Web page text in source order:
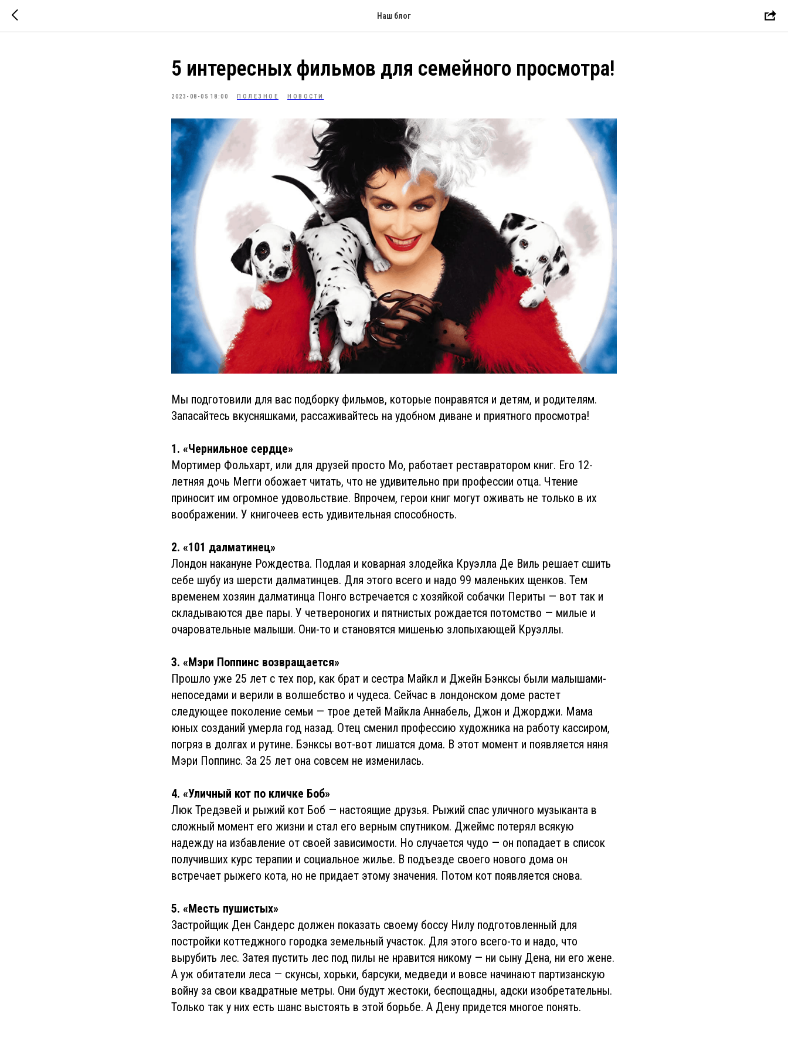
Наш блог
5 интересных фильмов для семейного просмотра!
2023-08-05 18:00 ПОЛЕЗНОЕ НОВОСТИ
Мы подготовили для вас подборку фильмов, которые понравятся и детям, и родителям.
Запасайтесь вкусняшками, рассаживайтесь на удобном диване и приятного просмотра!
1. «Чернильное сердце»
Мортимер Фольхарт, или для друзей просто Мо, работает реставратором книг. Его 12-
летняя дочь Мегги обожает читать, что не удивительно при профессии отца. Чтение
приносит им огромное удовольствие. Впрочем, герои книг могут оживать не только в их
воображении. У книгочеев есть удивительная способность.
2. «101 далматинец»
Лондон накануне Рождества. Подлая и коварная злодейка Круэлла Де Виль решает сшить
себе шубу из шерсти далматинцев. Для этого всего и надо 99 маленьких щенков. Тем
временем хозяин далматинца Понго встречается с хозяйкой собачки Периты — вот так и
складываются две пары. У четвероногих и пятнистых рождается потомство — милые и
очаровательные малыши. Они-то и становятся мишенью злопыхающей Круэллы.
3. «Мэри Поппинс возвращается»
Прошло уже 25 лет с тех пор, как брат и сестра Майкл и Джейн Бэнксы были малышами-
непоседами и верили в волшебство и чудеса. Сейчас в лондонском доме растет
следующее поколение семьи — трое детей Майкла Аннабель, Джон и Джорджи. Мама
юных созданий умерла год назад. Отец сменил профессию художника на работу кассиром,
погряз в долгах и рутине. Бэнксы вот-вот лишатся дома. В этот момент и появляется няня
Мэри Поппинс. За 25 лет она совсем не изменилась.
4. «Уличный кот по кличке Боб»
Люк Тредэвей и рыжий кот Боб — настоящие друзья. Рыжий спас уличного музыканта в
сложный момент его жизни и стал его верным спутником. Джеймс потерял всякую
надежду на избавление от своей зависимости. Но случается чудо — он попадает в список
получивших курс терапии и социальное жилье. В подъезде своего нового дома он
встречает рыжего кота, но не придает этому значения. Потом кот появляется снова.
5. «Месть пушистых»
Застройщик Ден Сандерс должен показать своему боссу Нилу подготовленный для
постройки коттеджного городка земельный участок. Для этого всего-то и надо, что
вырубить лес. Затея пустить лес под пилы не нравится никому — ни сыну Дена, ни его жене.
А уж обитатели леса — скунсы, хорьки, барсуки, медведи и вовсе начинают партизанскую
войну за свои квадратные метры. Они будут жестоки, беспощадны, адски изобретательны.
Только так у них есть шанс выстоять в этой борьбе. А Дену придется многое понять.